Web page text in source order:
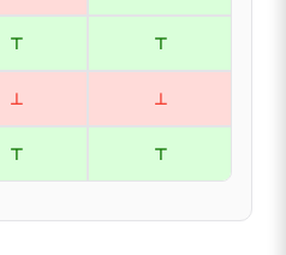
⊤ ⊤
⊥ ⊥
⊤ ⊤